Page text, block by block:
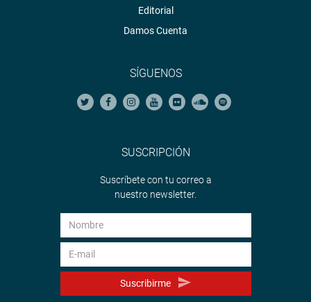
Editorial
Damos Cuenta
SÍGUENOS
SUSCRIPCIÓN
Suscríbete con tu correo a
nuestro newsletter.
Suscribirme